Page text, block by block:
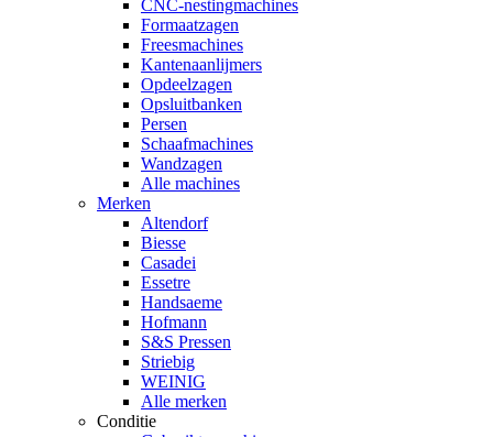
CNC-nestingmachines
Formaatzagen
Freesmachines
Kantenaanlijmers
Opdeelzagen
Opsluitbanken
Persen
Schaafmachines
Wandzagen
Alle machines
Merken
Altendorf
Biesse
Casadei
Essetre
Handsaeme
Hofmann
S&S Pressen
Striebig
WEINIG
Alle merken
Conditie